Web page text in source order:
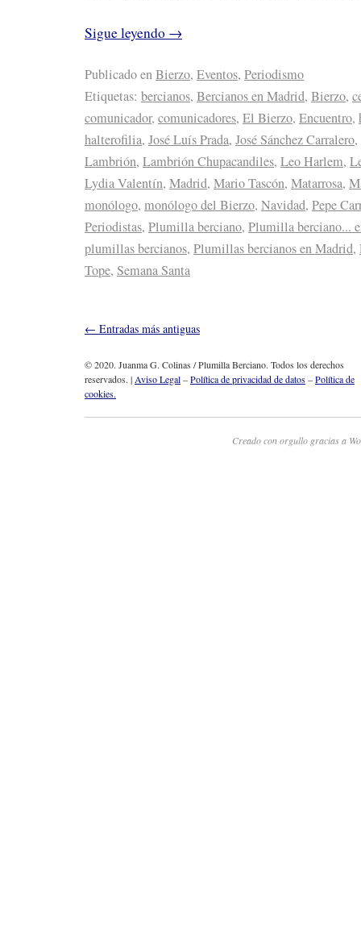
Sigue leyendo →
Publicado enBierzo, Eventos, Periodismo
Etiquetas: bercianos, Bercianos en Madrid, Bierzo,
comunicador, comunicadores, El Bierzo, Encuentro,
halterofilia, José Luís Prada, José Sánchez Carralero,
Lambrión, Lambrión Chupacandiles, Leo Harlem,
Lydia Valentín, Madrid, Mario Tascón, Matarrosa,
monólogo, monólogo del Bierzo, Navidad, Pepe
Periodistas, Plumilla berciano, Plumilla berciano...
plumillas bercianos, Plumillas bercianos en Madrid,
Tope, Semana Santa
← Entradas más antiguas
© 2020. Juanma G. Colinas / Plumilla Berciano. Todos los derechos
reservados. | Aviso Legal–Política de privacidad de datos–Política de
cookies.
Creado con orgullo gracias a